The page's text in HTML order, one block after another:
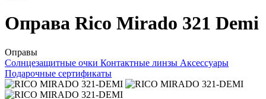
Оправа Rico Mirado 321 Demi
Оправы
Солнцезащитные очки Контактные линзы Аксессуары
Подарочные сертификаты